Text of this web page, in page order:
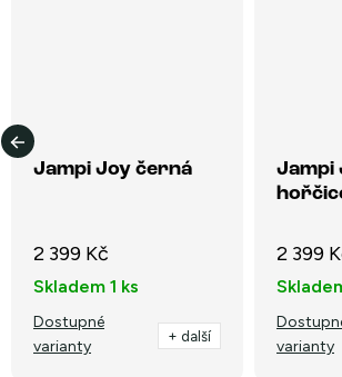
Jampi Joy černá
2 399 Kč
Skladem 1 ks
Dostupné
varianty
+ další
Jampi
2 399
varianty